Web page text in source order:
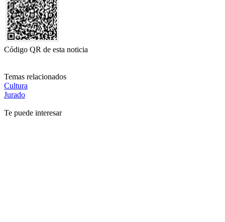
Código QR de esta noticia
Temas relacionados
Cultura
Jurado
Te puede interesar